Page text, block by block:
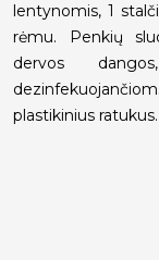
lentynomis, 1
rėmu. Penkių
dervos
plastikinius ratukus.